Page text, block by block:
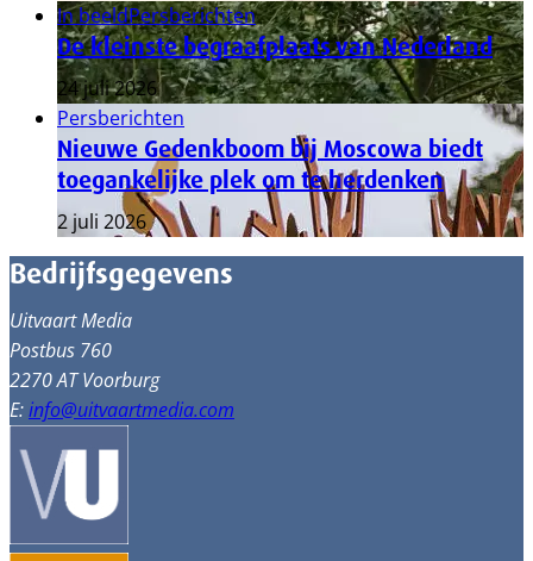
In beeldPersberichten
De kleinste begraafplaats van Nederland
24 juli 2026
Persberichten
Nieuwe Gedenkboom bij Moscowa biedt
toegankelijke plek om te herdenken
2 juli 2026
Bedrijfsgegevens
Uitvaart Media
Postbus 760
2270 AT Voorburg
E:info@uitvaartmedia.com